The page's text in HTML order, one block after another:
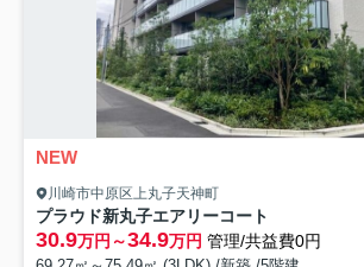
NEW
川崎市中原区上丸子天神町
プラウド新丸子エアリーコート
30.9万円～34.9万円 管理/共益費0円